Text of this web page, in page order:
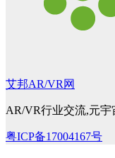
艾邦AR/VR网
AR/VR行业交流,元
粤ICP备17004167号